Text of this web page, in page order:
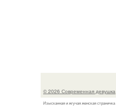
© 2026 Современная девушка
Изысканная и жгучая женская страничка